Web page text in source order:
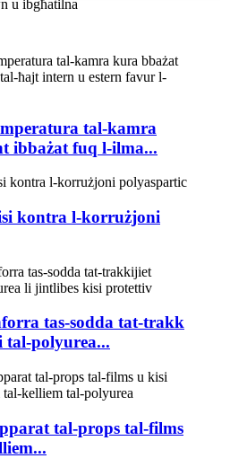
u ibgħatilna
tal-kamra
ibbażat fuq l-ilma...
kontra l-korrużjoni
tas-sodda tat-trakk
tal-polyurea...
tal-props tal-films